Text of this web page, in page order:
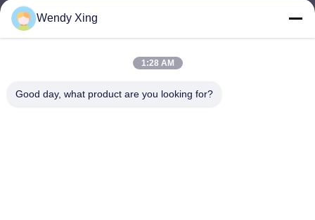
Beijing Oriens Technology Co., Ltd.
Wendy Xing
1:28 AM
Good day, what product are you looking for?